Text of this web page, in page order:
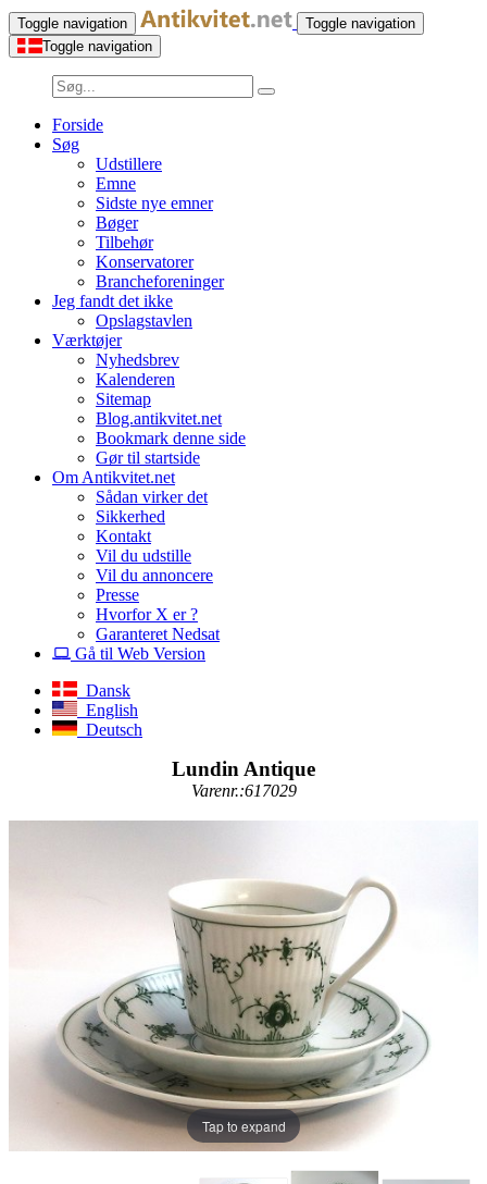
Toggle navigation
Toggle navigation
Toggle navigation
Forside
Søg
Udstillere
Emne
Sidste nye emner
Bøger
Tilbehør
Konservatorer
Brancheforeninger
Jeg fandt det ikke
Opslagstavlen
Værktøjer
Nyhedsbrev
Kalenderen
Sitemap
Blog.antikvitet.net
Bookmark denne side
Gør til startside
Om Antikvitet.net
Sådan virker det
Sikkerhed
Kontakt
Vil du udstille
Vil du annoncere
Presse
Hvorfor X er ?
Garanteret Nedsat
Gå til Web Version
Dansk
English
Deutsch
Lundin Antique
Varenr.:617029
Tap to expand